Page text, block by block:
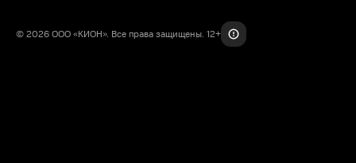
© 2026 ООО «КИОН». Все права защищены. 12+